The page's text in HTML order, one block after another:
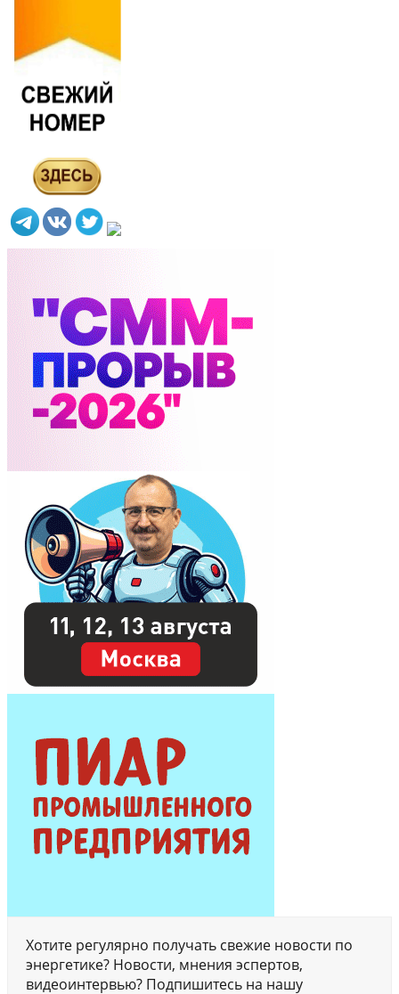
Хотите регулярно получать свежие новости по
энергетике? Новости, мнения эспертов,
видеоинтервью? Подпишитесь на нашу